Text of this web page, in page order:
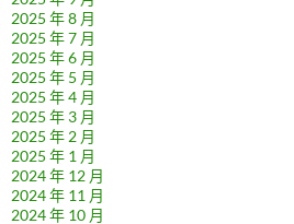
2025 年 8 月
2025 年 7 月
2025 年 6 月
2025 年 5 月
2025 年 4 月
2025 年 3 月
2025 年 2 月
2025 年 1 月
2024 年 12 月
2024 年 11 月
2024 年 10 月